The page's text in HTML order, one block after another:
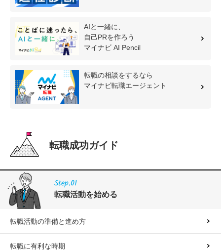
AIと一緒に、
自己PRを作ろう
マイナビ AI Pencil
転職の相談をするなら
マイナビ転職エージェント
転職成功ガイド
転職活動を始める
転職活動の準備と進め方
転職に有利な時期